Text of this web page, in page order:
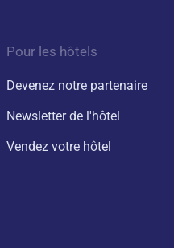
Pour les hôtels
Devenez notre partenaire
Newsletter de l'hôtel
Vendez votre hôtel